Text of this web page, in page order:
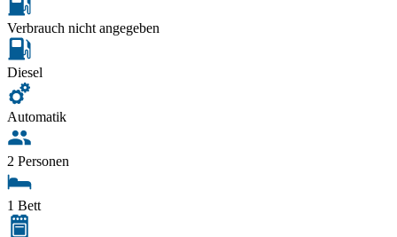
Verbrauch nicht angegeben
Diesel
Automatik
2 Personen
1 Bett